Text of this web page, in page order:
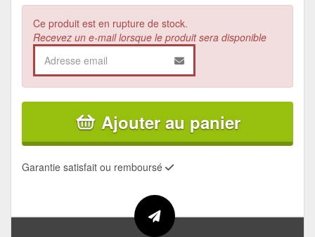
Ce produit est en rupture de stock.
Recevez un e-mail lorsque le produit sera disponible
Ajouter au panier
Garantie satisfait ou remboursé